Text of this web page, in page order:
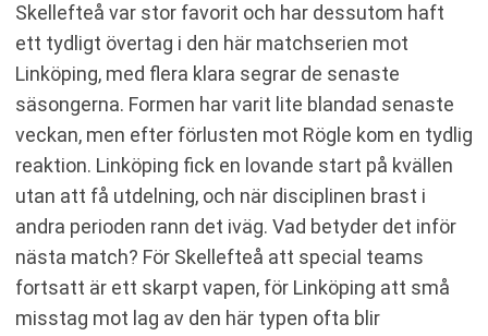
Skellefteå var stor favorit och har dessutom haft
ett tydligt övertag i den här matchserien mot
Linköping, med flera klara segrar de senaste
säsongerna. Formen har varit lite blandad senaste
veckan, men efter förlusten mot Rögle kom en tydlig
reaktion. Linköping fick en lovande start på kvällen
utan att få utdelning, och när disciplinen brast i
andra perioden rann det iväg. Vad betyder det inför
nästa match? För Skellefteå att special teams
fortsatt är ett skarpt vapen, för Linköping att små
misstag mot lag av den här typen ofta blir